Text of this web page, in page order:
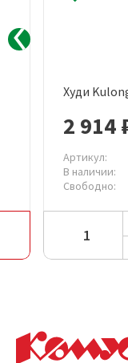
Худи
2 914
Артикул:
В наличии:
Свободно: